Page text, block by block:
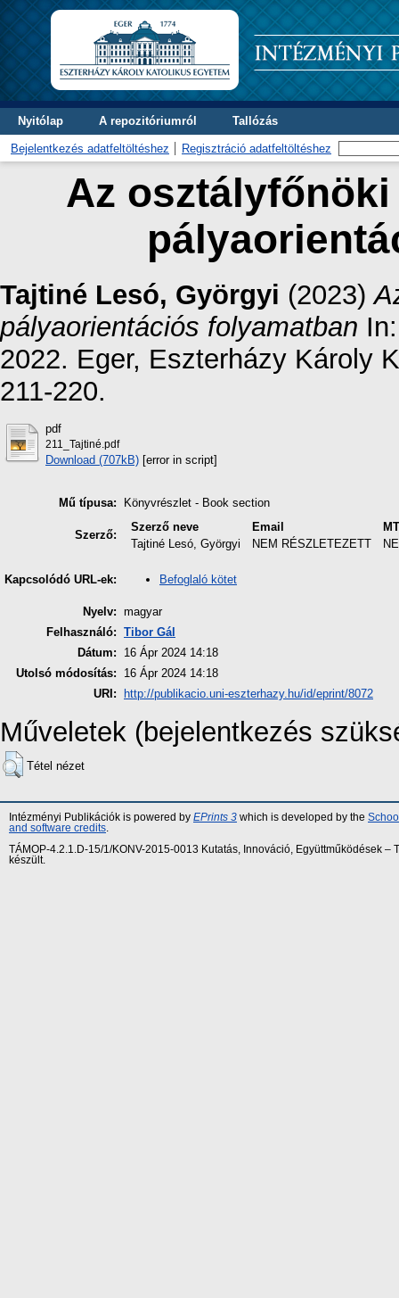
Nyitólap A repozitóriumról Tallózás
Bejelentkezés adatfeltöltéshez Regisztráció adatfeltöltéshez
Az
Tajtiné Lesó, Györgyi (2023)
pályaorientációs folyamatban
2022. Eger, Eszterházy Károly
211-220.
pdf
211_Tajtiné.pdf
Download (707kB) [error in script]
Mű típusa: Könyvrészlet - Book section
Szerző:
Szerző neve Email
Tajtiné Lesó, Györgyi
NEM RÉSZLETEZETT
Kapcsolódó URL-ek: Befoglaló kötet
Nyelv: magyar
Felhasználó: Tibor Gál
Dátum:
16 Ápr 2024 14:18
Utolsó módosítás:
16 Ápr 2024 14:18
URI:
http://publikacio.uni-eszterhazy.hu/id/eprint/8072
Műveletek (bejelentkezés
Tétel nézet
Intézményi Publikációk is powered by EPrints 3 which is developed by the
and software credits
TÁMOP-4.2.1.D-15/1/KONV-2015-0013 Kutatás, Innováció, Együttműködések
készült.